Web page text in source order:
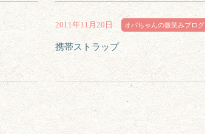
2011年11月20日 オバちゃんの微笑みブログ
携帯ストラップ